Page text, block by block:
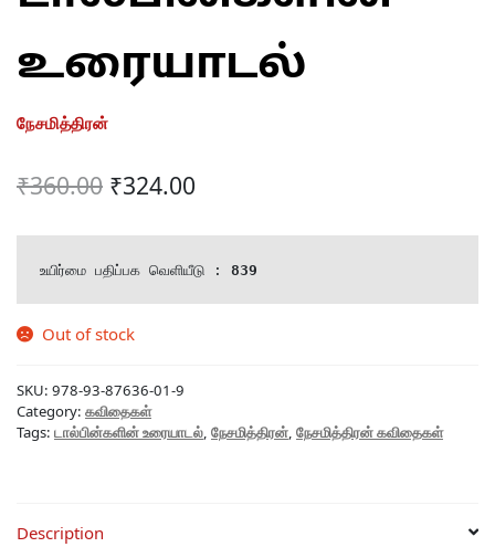
உரையாடல்
நேசமித்திரன்
₹360.00 Original
₹360.00.
₹324.00
₹324.00.
உயிர்மை பதிப்பக வெளியீடு : 839
Out of stock
SKU: 978-93-87636-01-9
Category: கவிதைகள்
Tags: டால்பின்களின் உரையாடல், நேசமித்திரன், நேசமித்திரன் கவிதைகள்
Description